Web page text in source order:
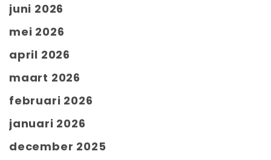
juni 2026
mei 2026
april 2026
maart 2026
februari 2026
januari 2026
december 2025